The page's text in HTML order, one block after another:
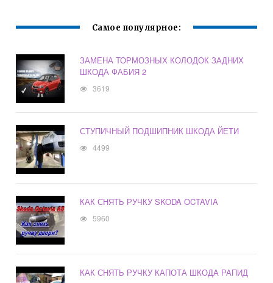
Самое популярное:
ЗАМЕНА ТОРМОЗНЫХ КОЛОДОК ЗАДНИХ
ШКОДА ФАБИЯ 2
3619
СТУПИЧНЫЙ ПОДШИПНИК ШКОДА ЙЕТИ
4499
КАК СНЯТЬ РУЧКУ SKODA OCTAVIA
5960
КАК СНЯТЬ РУЧКУ КАПОТА ШКОДА РАПИД